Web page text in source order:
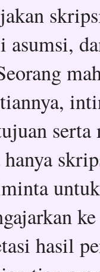
hasil